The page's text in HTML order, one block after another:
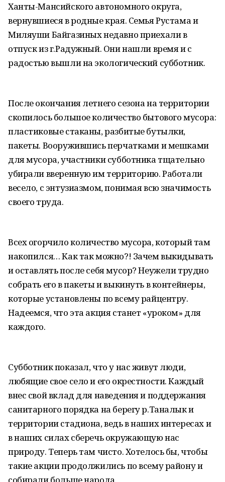
Ханты-Мансийского автономного округа,
вернувшиеся в родные края. Семья Рустама и
Миляуши Байгазиных недавно приехали в
отпуск из г.Радужный. Они нашли время и с
радостью вышли на экологический субботник.
После окончания летнего сезона на территории
скопилось большое количество бытового мусора:
пластиковые стаканы, разбитые бутылки,
пакеты. Вооружившись перчатками и мешками
для мусора, участники субботника тщательно
убирали вверенную им территорию. Работали
весело, с энтузиазмом, понимая всю значимость
своего труда.
Всех огорчило количество мусора, который там
накопился… Как так можно?! Зачем выкидывать
и оставлять после себя мусор? Неужели трудно
собрать его в пакеты и выкинуть в контейнеры,
которые установлены по всему райцентру.
Надеемся, что эта акция станет «уроком» для
каждого.
Субботник показал, что у нас живут люди,
любящие свое село и его окрестности. Каждый
внес свой вклад для наведения и поддержания
санитарного порядка на берегу р.Таналык и
территории стадиона, ведь в наших интересах и
в наших силах сберечь окружающую нас
природу. Теперь там чисто. Хотелось бы, чтобы
такие акции продолжились по всему району и